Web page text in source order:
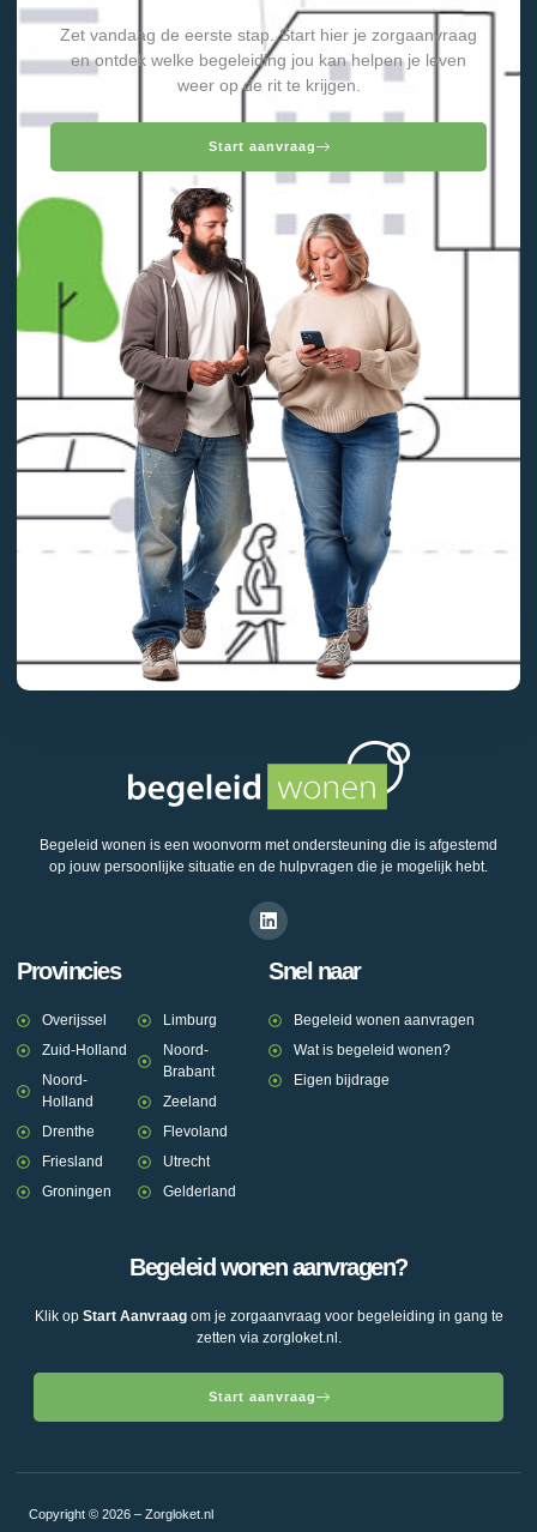
Zet vandaag de eerste stap. Start hier je zorgaanvraag
en ontdek welke begeleiding jou kan helpen je leven
weer op de rit te krijgen.
Start aanvraag
Begeleid wonen is een woonvorm met ondersteuning die is afgestemd
op jouw persoonlijke situatie en de hulpvragen die je mogelijk hebt.
Provincies
Overijssel
Zuid-Holland
Noord-
Holland
Drenthe
Friesland
Groningen
Limburg
Noord-
Brabant
Zeeland
Flevoland
Utrecht
Gelderland
Snel naar
Begeleid wonen aanvragen
Wat is begeleid wonen?
Eigen bijdrage
Begeleid wonen aanvragen?
Klik op Start Aanvraagom je zorgaanvraag voor begeleiding in gang te
zetten via zorgloket.nl.
Start aanvraag
Copyright © 2026 – Zorgloket.nl